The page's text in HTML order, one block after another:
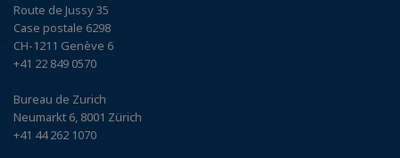
Route de Jussy 35
Case postale 6298
CH-1211 Genève 6
+41 22 849 0570
Bureau de Zurich
Neumarkt 6, 8001 Zürich
+41 44 262 1070